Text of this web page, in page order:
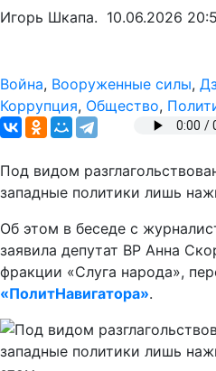
Игорь Шкапа. 10.06.2026
Война, Вооруженные силы,
Коррупция, Общество,
Под видом
западные политики лишь
Об этом в беседе с
заявила депутат ВР Анна
фракции «Слуга народа»,
«ПолитНавигатора».